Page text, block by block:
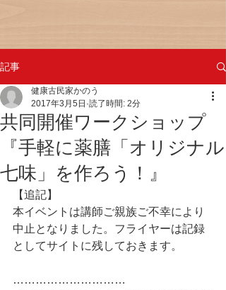
記事
共同開催ワークショップ
『手軽に薬膳「オリジナル
七味」を作ろう！』
健康古民家かのう
2017年3月5日 読了時間: 2分
【追記】
本イベントは講師ご親族ご不幸により
中止となりました。フライヤーは記録
としてサイトに残しておきます。
…………………………